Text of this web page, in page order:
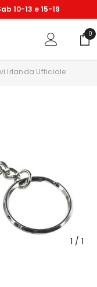
10-13 e 15-19
0
0
Irlanda Ufficiale
1 / 1